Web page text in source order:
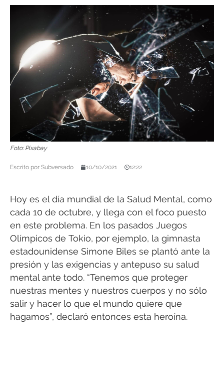
Foto: Pixabay
Escrito por Subversado 10/10/2021 12:22
Hoy es el día mundial de la Salud Mental, como
cada 10 de octubre, y llega con el foco puesto
en este problema. En los pasados Juegos
Olímpicos de Tokio, por ejemplo, la gimnasta
estadounidense Simone Biles se plantó ante la
presión y las exigencias y antepuso su salud
mental ante todo. “Tenemos que proteger
nuestras mentes y nuestros cuerpos y no sólo
salir y hacer lo que el mundo quiere que
hagamos”, declaró entonces esta heroína.